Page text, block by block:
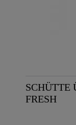
SCHÜTTE
FRESH